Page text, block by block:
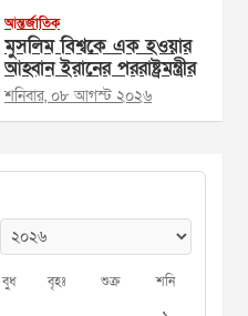
আন্তর্জাতিক
মুসলিম বিশ্বকে এক হওয়ার
আহ্বান ইরানের পররাষ্ট্রমন্ত্রীর
শনিবার, ০৮ আগস্ট ২০২৬
বুধ বৃহঃ শুক্র শনি